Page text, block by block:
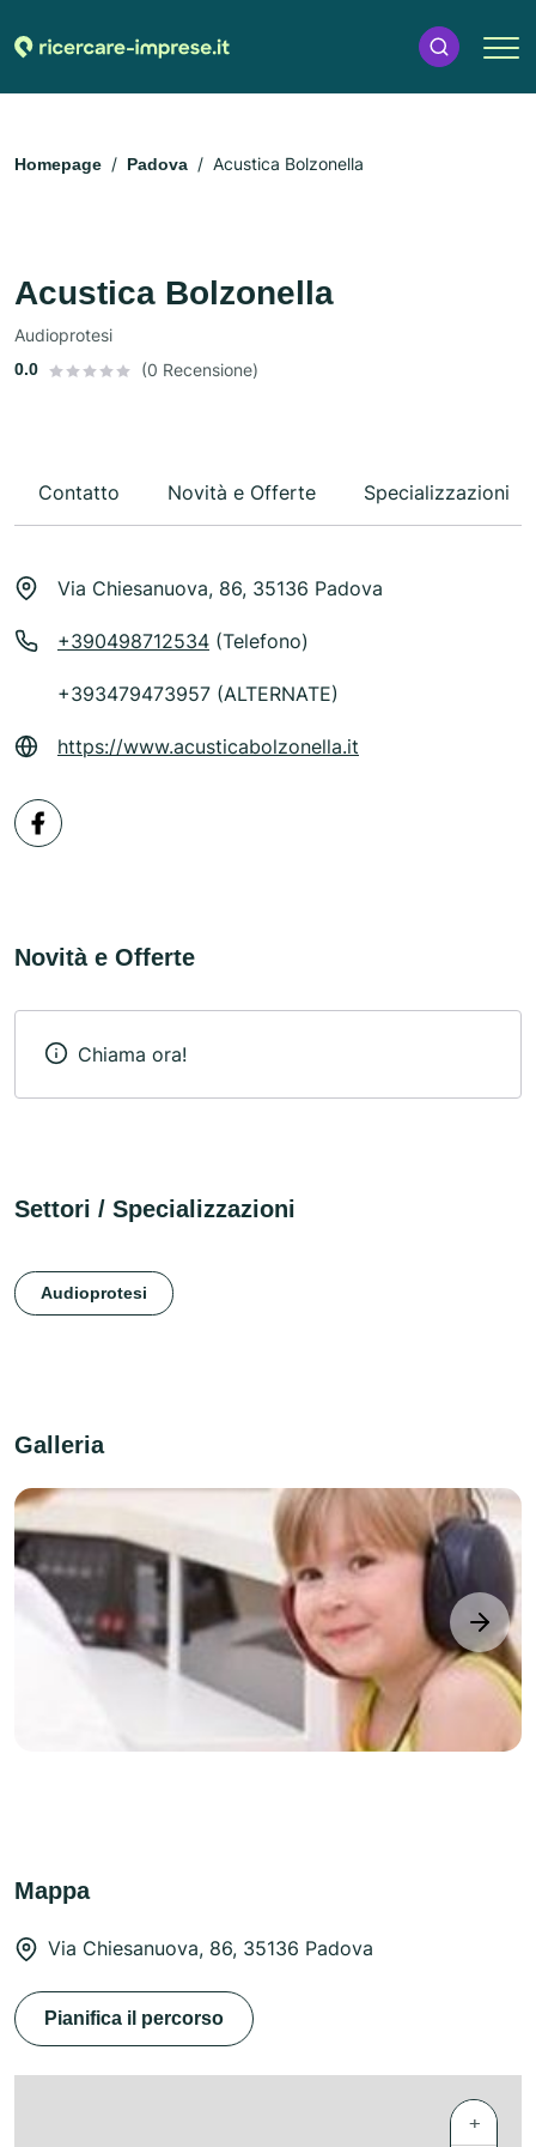
Homepage Padova Acustica Bolzonella
Acustica Bolzonella
Audioprotesi
0.0 (0 Recensione)
Contatto Novità e Offerte Specializzazioni
Via Chiesanuova, 86, 35136 Padova
+390498712534 (Telefono)
+393479473957 (ALTERNATE)
https://www.acusticabolzonella.it
Novità e Offerte
Chiama ora!
Settori / Specializzazioni
Audioprotesi
Galleria
next
Mappa
Via Chiesanuova, 86, 35136 Padova
Pianifica il percorso
+